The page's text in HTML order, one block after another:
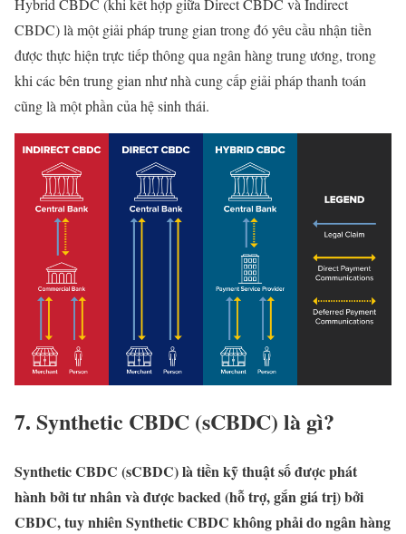
Hybrid CBDC (khi kết hợp giữa Direct CBDC và Indirect
CBDC) là một giải pháp trung gian trong đó yêu cầu nhận tiền
được thực hiện trực tiếp thông qua ngân hàng trung ương, trong
khi các bên trung gian như nhà cung cấp giải pháp thanh toán
cũng là một phần của hệ sinh thái.
7. Synthetic CBDC (sCBDC) là gì?
Synthetic CBDC (sCBDC) là tiền kỹ thuật số được phát
hành bởi tư nhân và được backed (hỗ trợ, gắn giá trị) bởi
CBDC, tuy nhiên Synthetic CBDC không phải do ngân hàng